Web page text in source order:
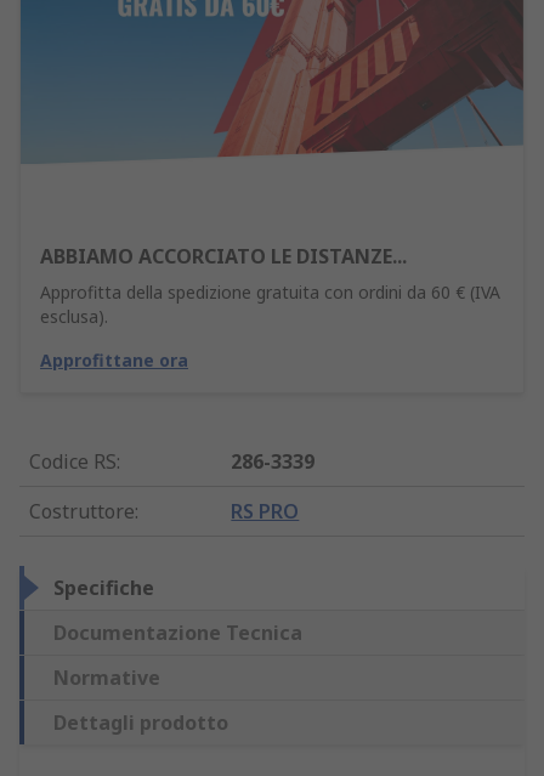
ABBIAMO ACCORCIATO LE DISTANZE...
Approfitta della spedizione gratuita con ordini da 60 € (IVA
esclusa).
Approfittane ora
Codice RS:
286-3339
Costruttore: RS PRO
Specifiche
Documentazione Tecnica
Normative
Dettagli prodotto